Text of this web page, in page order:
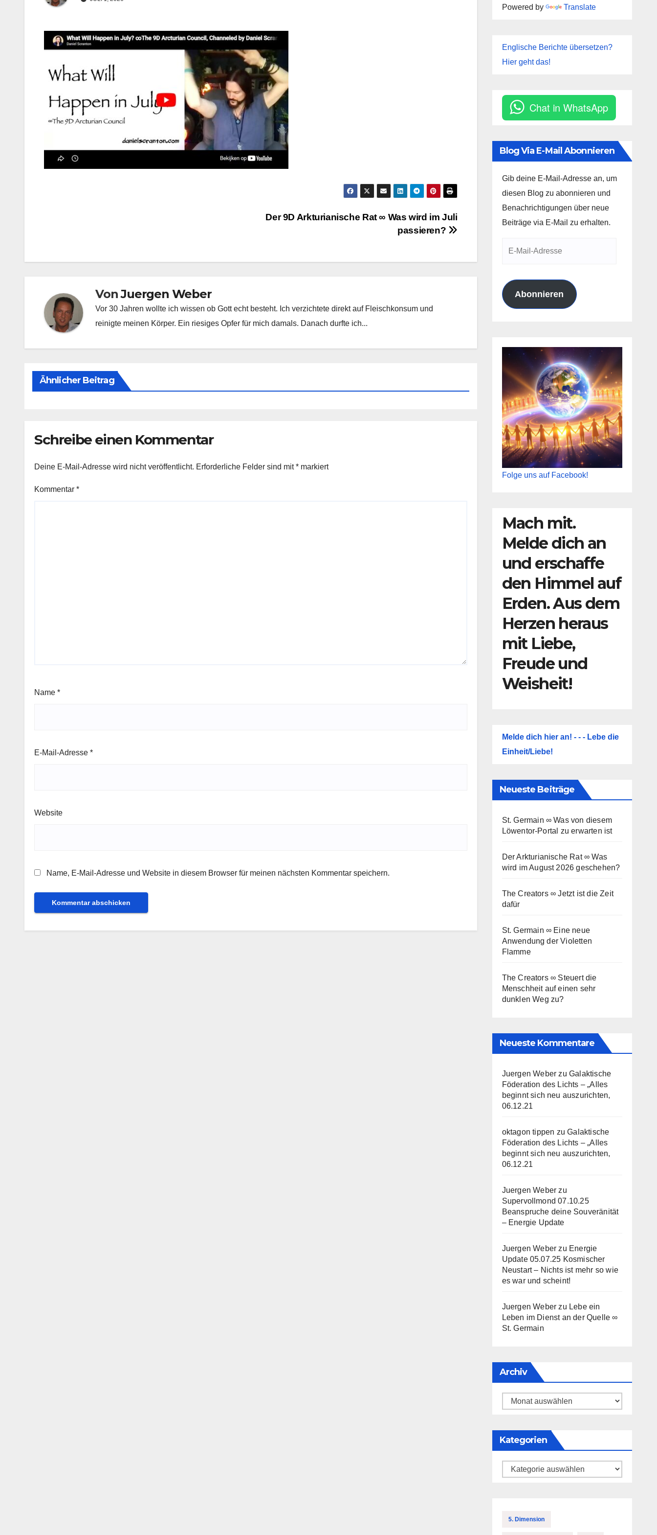
Der 9D Arkturianische Rat ∞ Was wird im Juli
passieren?
VonJuergen Weber
Vor 30 Jahren wollte ich wissen ob Gott echt besteht. Ich verzichtete direkt auf Fleischkonsum und
reinigte meinen Körper. Ein riesiges Opfer für mich damals. Danach durfte ich...
Ähnlicher Beitrag
Schreibe einen Kommentar
Deine E-Mail-Adresse wird nicht veröffentlicht. Erforderliche Felder sind mit* markiert
Kommentar *
Name *
E-Mail-Adresse *
Website
Name, E-Mail-Adresse und Website in diesem Browser für meinen nächsten Kommentar speichern.
Powered by Translate
Englische Berichte übersetzen?
Hier geht das!
Chat in WhatsApp
Blog Via E-Mail Abonnieren
Gib deine E-Mail-Adresse an, um
diesen Blog zu abonnieren und
Benachrichtigungen über neue
Beiträge via E-Mail zu erhalten.
Abonnieren
Folge uns auf Facebook!
Mach mit.
Melde dich an
und erschaffe
den Himmel auf
Erden. Aus dem
Herzen heraus
mit Liebe,
Freude und
Weisheit!
Melde dich hier an! - - - Lebe die
Einheit/Liebe!
Neueste Beiträge
St. Germain ∞ Was von diesem
Löwentor-Portal zu erwarten ist
Der Arkturianische Rat ∞ Was
wird im August 2026 geschehen?
The Creators ∞ Jetzt ist die Zeit
dafür
St. Germain ∞ Eine neue
Anwendung der Violetten
Flamme
The Creators ∞ Steuert die
Menschheit auf einen sehr
dunklen Weg zu?
Neueste Kommentare
Juergen Weber zu Galaktische
Föderation des Lichts – „Alles
beginnt sich neu auszurichten,
06.12.21
oktagon tippen zuGalaktische
Föderation des Lichts – „Alles
beginnt sich neu auszurichten,
06.12.21
Juergen Weber zu
Supervollmond 07.10.25
Beanspruche deine Souveränität
– Energie Update
Juergen Weber zu Energie
Update 05.07.25 Kosmischer
Neustart – Nichts ist mehr so wie
es war und scheint!
Juergen Weber zu Lebe ein
Leben im Dienst an der Quelle ∞
St. Germain
Archiv
Archiv
Kategorien
Kategorien
5. Dimension